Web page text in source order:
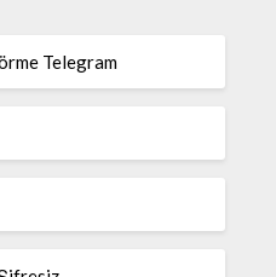
Telegram